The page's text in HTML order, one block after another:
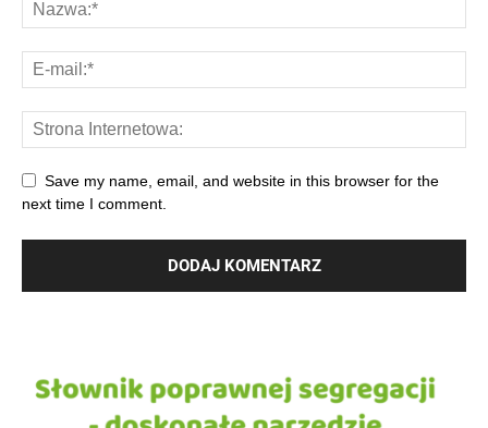
Save my name, email, and website in this browser for the
next time I comment.